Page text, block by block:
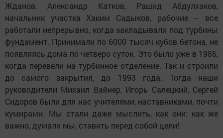
Жданов, Александр Катков, Рашид Абдулхаков,
начальник участка Хаким Садыков, рабочие – все
работали непрерывно, когда закладывали под турбины
фундамент. Принимали по 6000 тысяч кубов бетона, не
появляясь дома по четверо суток. Это было уже в 1985,
когда перевели на турбинное отделение. Так и строили
до самого закрытия, до 1993 года. Тогда наши
руководители Михаил Вайнер, Игорь Салецкий, Сергей
Сидоров были для нас учителями, наставниками, почти
кумирами. Мы стали даже мыслить, как они: как же
важно, думали мы, ставить перед собой цели!